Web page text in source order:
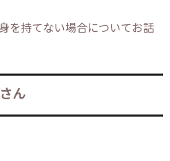
を持てない場合についてお話
ん